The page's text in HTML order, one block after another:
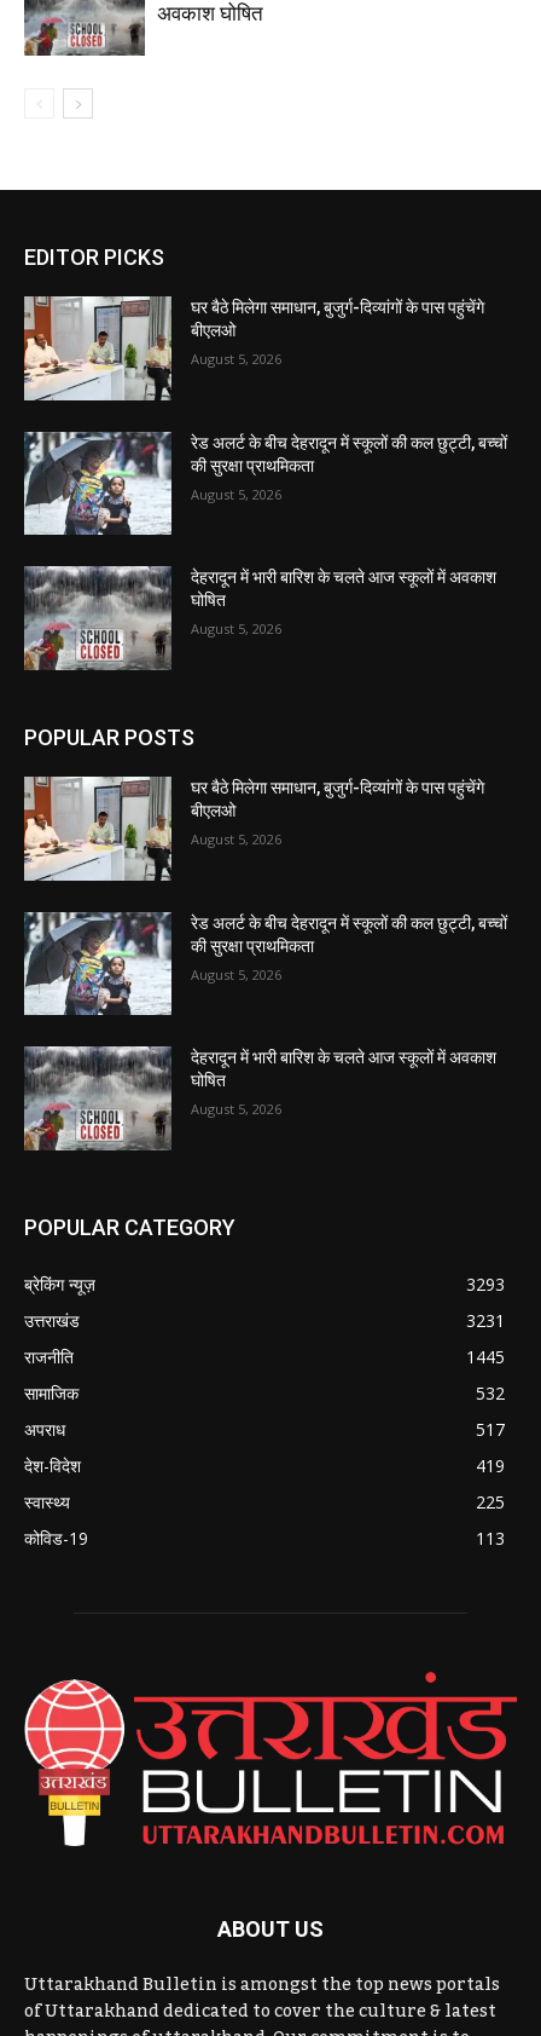
अवकाश घोषित
EDITOR PICKS
घर बैठे मिलेगा समाधान, बुजुर्ग-दिव्यांगों के पास पहुंचेंगे
बीएलओ
August 5, 2026
रेड अलर्ट के बीच देहरादून में स्कूलों की कल छुट्टी, बच्चों
की सुरक्षा प्राथमिकता
August 5, 2026
देहरादून में भारी बारिश के चलते आज स्कूलों में अवकाश
घोषित
August 5, 2026
POPULAR POSTS
घर बैठे मिलेगा समाधान, बुजुर्ग-दिव्यांगों के पास पहुंचेंगे
बीएलओ
August 5, 2026
रेड अलर्ट के बीच देहरादून में स्कूलों की कल छुट्टी, बच्चों
की सुरक्षा प्राथमिकता
August 5, 2026
देहरादून में भारी बारिश के चलते आज स्कूलों में अवकाश
घोषित
August 5, 2026
POPULAR CATEGORY
ब्रेकिंग न्यूज़
3293
उत्तराखंड
3231
राजनीति
1445
सामाजिक
532
अपराध
517
देश-विदेश
419
स्वास्थ्य
225
कोविड-19
113
ABOUT US
Uttarakhand Bulletin is amongst the top news portals
of Uttarakhand dedicated to cover the culture & latest